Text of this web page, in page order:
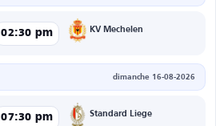
02:30 pm KV Mechelen
dimanche 16-08-2026
07:30 pm Standard Liege